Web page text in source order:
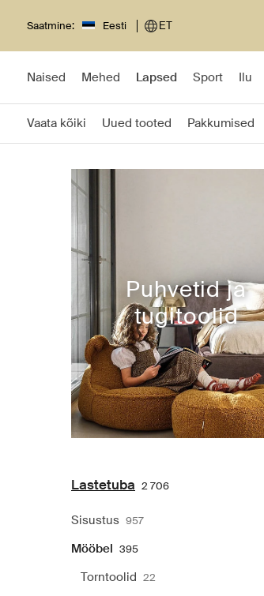
Saatmine: Eesti ET
Naised Mehed Lapsed Sport Ilu
Vaata kõiki Uued tooted Pakkumised
Puhvetid ja
tugitoolid
Lastetuba 2 706
Sisustus 957
Mööbel 395
Torntoolid 22